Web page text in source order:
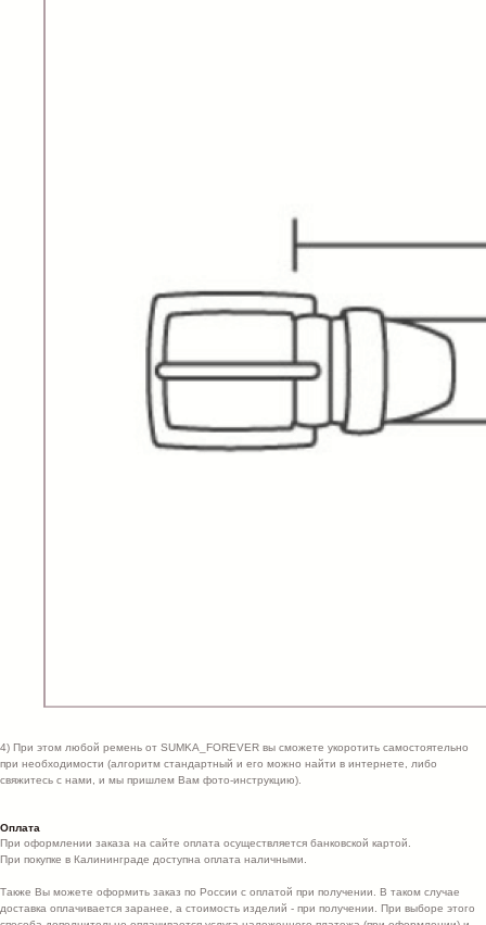
4) При этом любой ремень от SUMKA_FOREVER вы сможете укоротить самостоятельно
при необходимости (алгоритм стандартный и его можно найти в интернете, либо
свяжитесь с нами, и мы пришлем Вам фото-инструкцию).
Оплата
При оформлении заказа на сайте оплата осуществляется банковской картой.
При покупке в Калининграде доступна оплата наличными.
Также Вы можете оформить заказ по России с оплатой при получении. В таком случае
доставка оплачивается заранее, а стоимость изделий - при получении. При выборе этого